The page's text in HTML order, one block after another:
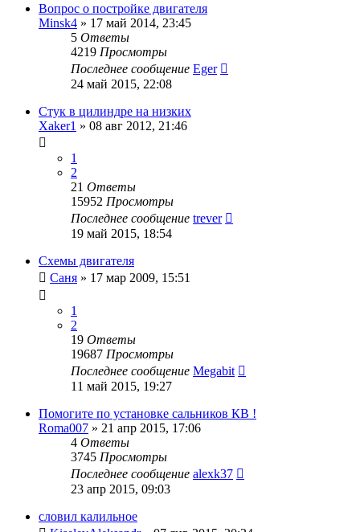
Вопрос о постройке двигателя
Minsk4 » 17 май 2014, 23:45
5 Ответы
4219 Просмотры
Последнее сообщение Eger
24 май 2015, 22:08
Стук в цилиндре на низких
Xaker1 » 08 авг 2012, 21:46
1
2
21 Ответы
15952 Просмотры
Последнее сообщение trever
19 май 2015, 18:54
Схемы двигателя
Саня » 17 мар 2009, 15:51
1
2
19 Ответы
19687 Просмотры
Последнее сообщение Megabit
11 май 2015, 19:27
Помогите по установке сальников КВ !
Roma007 » 21 апр 2015, 17:06
4 Ответы
3745 Просмотры
Последнее сообщение alexk37
23 апр 2015, 09:03
словил калильное